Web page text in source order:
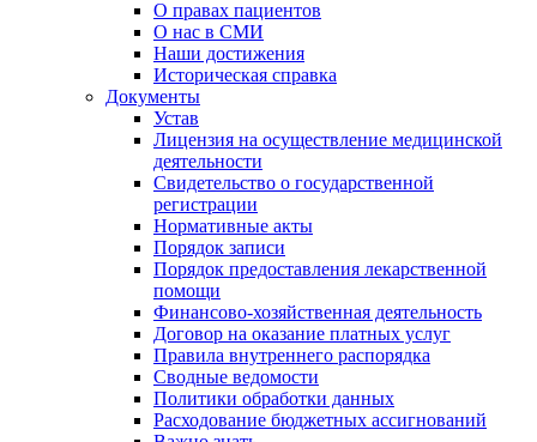
О правах пациентов
О нас в СМИ
Наши достижения
Историческая справка
Документы
Устав
Лицензия на осуществление медицинской
деятельности
Свидетельство о государственной
регистрации
Нормативные акты
Порядок записи
Порядок предоставления лекарственной
помощи
Финансово-хозяйственная деятельность
Договор на оказание платных услуг
Правила внутреннего распорядка
Сводные ведомости
Политики обработки данных
Расходование бюджетных ассигнований